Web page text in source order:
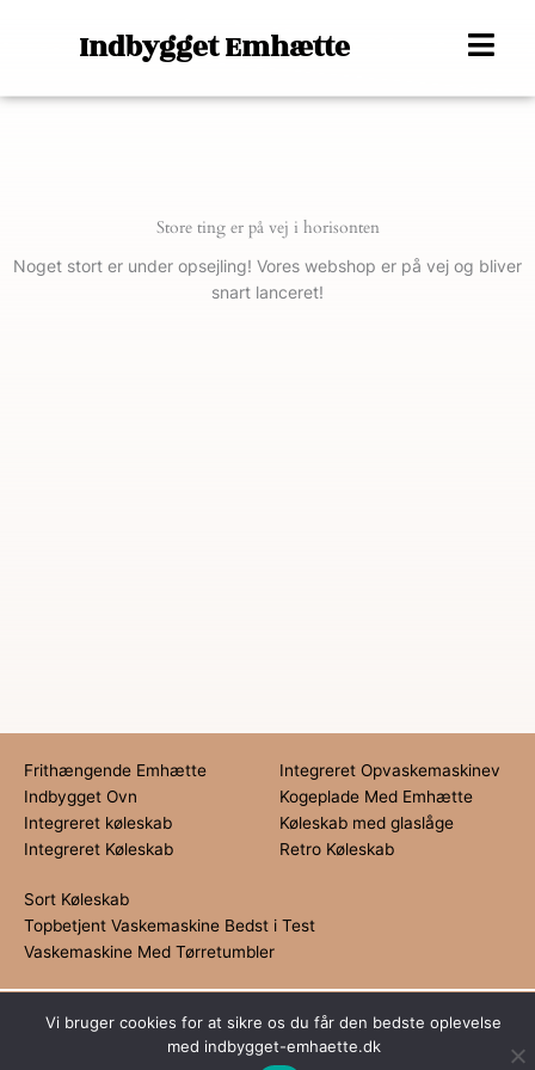
Indbygget Emhætte
Store ting er på vej i horisonten
Noget stort er under opsejling! Vores webshop er på vej og bliver
snart lanceret!
Frithængende Emhætte
Indbygget Ovn
Integreret køleskab
Integreret Køleskab
Integreret Opvaskemaskinev
Kogeplade Med Emhætte
Køleskab med glaslåge
Retro Køleskab
Sort Køleskab
Topbetjent Vaskemaskine Bedst i Test
Vaskemaskine Med Tørretumbler
Hotel, Grandstand, 6th floor, Nad Al Sheba | Dubai | UAE
Indbygget Emhætte | All rights reserved
Vi bruger cookies for at sikre os du får den bedste oplevelse
med indbygget-emhaette.dk